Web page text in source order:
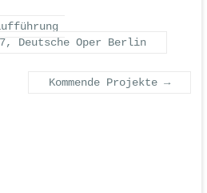
Deutsche Oper Berlin
Kommende Projekte→